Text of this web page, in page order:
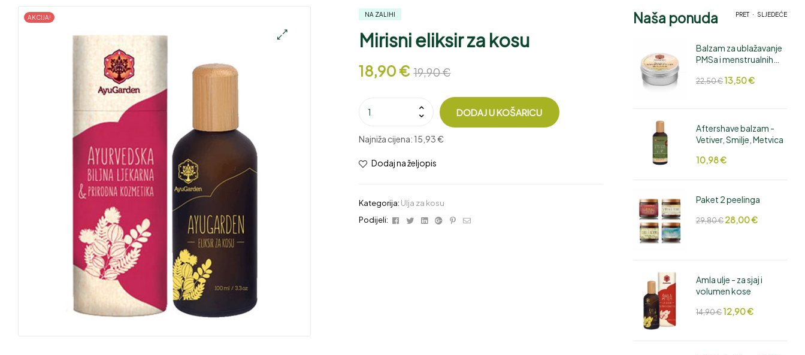
AKCIJA! PRET
14,90€
12,90€
. SLJEDEĆE
14,90€
12,00€
NA ZALIHI
Mirisni eliksir za kosu
19,90€
18,90 €
DODAJ U KOŠARICU
Najniža cijena: 15,93 €
Dodaj na željopis
Kategorija: Ulja za kosu
Podijeli:
Facebook
TwitterLinkedinGoogle+Pinterest
Email
Naša ponuda
Balzam za ublažavanje
PMSa i menstrualnih
22,50€13,50€
Aftershave balzam -
Vetiver, Smilje, Metvica
10,98€
Paket 2 peelinga
29,80€28,00€
Amla ulje - za sjaj i
volumen kose
14,90€12,90€